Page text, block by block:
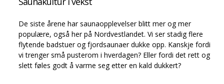
De siste årene har saunaopplevelser blitt mer og mer
populære, også her på Nordvestlandet. Vi ser stadig flere
flytende badstuer og fjordsaunaer dukke opp. Kanskje fordi
vi trenger små pusterom i hverdagen? Eller fordi det rett og
slett føles godt å varme seg etter en kald dukkert?